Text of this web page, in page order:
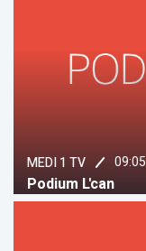
MEDI 1 TV 09:05
Podium L'can